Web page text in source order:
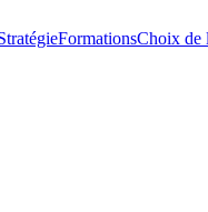
FormationsChoix de